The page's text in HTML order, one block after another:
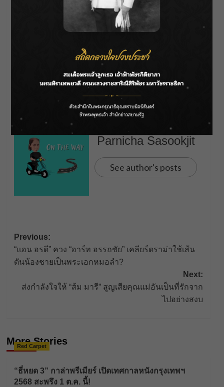
“ถ้าเราเกลียดคนที่รักได้ แล้วเราจะกลับไปรักคนที่
Live Love! ลอง ลีฟ เลิฟว์”ภาพยนตร์แนวฮา-ม่า
ฉายให้ชมกัน 29 มิถุนายนนี้ ในโรงภาพยนตร์
Parnicha Sasookjit
See author's posts
Post
navigation
Previous:
“แอน อรดี” ควง “อาร์ท อรรถชัย” เคลียร์ดราม่าใช้เส้น
ดันน้องชายเป็นพระเอกหมอลำ?
Next:
ส่งกำลังใจให้ “ส้ม มารี” สูญเสียคุณแม่อันเป็นที่รักจาก
ไปอย่างสงบ
More Stories
Red Carpet
“ธี่หยด 3” กาล่าพรีเมียร์ เปิดเทศกาลหนังกรุงเทพฯ
2568 สะพรึง 1 ต.ค. นี้!